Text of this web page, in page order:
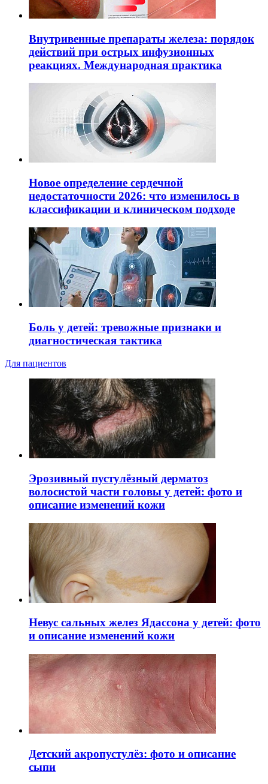
Внутривенные препараты железа: порядок
действий при острых инфузионных
реакциях. Международная практика
Новое определение сердечной
недостаточности 2026: что изменилось в
классификации и клиническом подходе
Боль у детей: тревожные признаки и
диагностическая тактика
Для пациентов
Эрозивный пустулёзный дерматоз
волосистой части головы у детей: фото и
описание изменений кожи
Невус сальных желез Ядассона у детей: фото
и описание изменений кожи
Детский акропустулёз: фото и описание
сыпи